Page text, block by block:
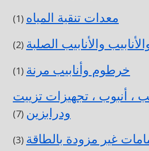
معدات تنقية المياه (1)
والأنابيب الصلبة (2)
خرطوم وأنابيب مرنة (1)
، أنبوب ، تجهيزات تزييت
ودرابزين (7)
غير مزودة بالطاقة (3)